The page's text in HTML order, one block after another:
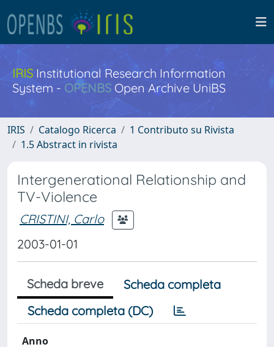
IRISInstitutional Research Information
System - OPENBS Open Archive UniBS
IRIS Catalogo Ricerca
1 Contributo su Rivista
1.5 Abstract in rivista
Intergenerational Relationship and
TV-Violence
CRISTINI, Carlo
2003-01-01
Scheda breve
Scheda completa
Scheda completa (DC)
Anno